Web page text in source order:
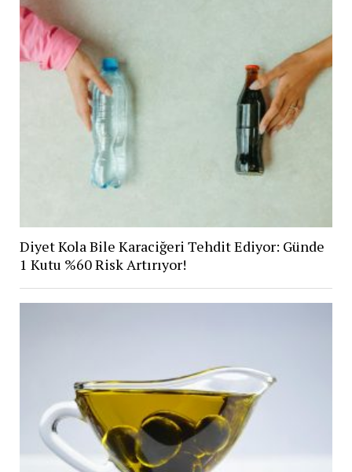
Diyet Kola Bile Karaciğeri Tehdit Ediyor: Günde
1 Kutu %60 Risk Artırıyor!